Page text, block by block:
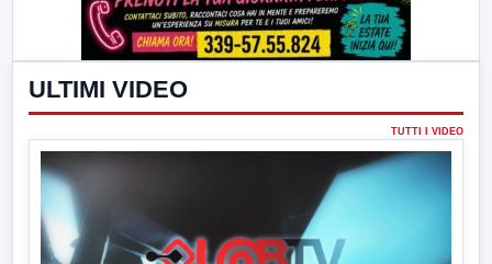
ULTIMI VIDEO
TUTTI I VIDEO